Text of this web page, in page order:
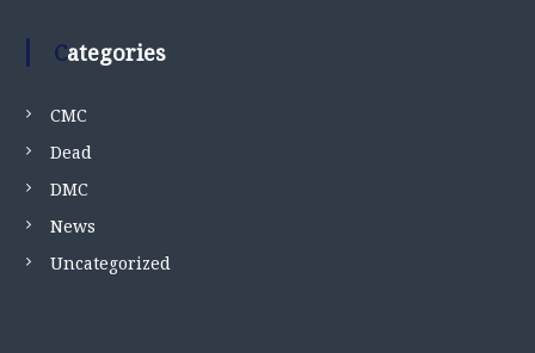
Categories
CMC
Dead
DMC
News
Uncategorized